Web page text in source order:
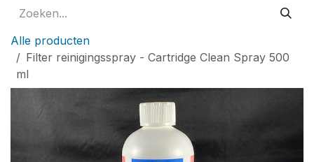
Alle producten
Filter reinigingsspray - Cartridge Clean Spray 500
ml